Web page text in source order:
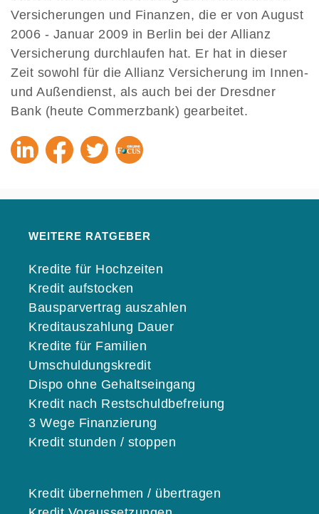
Versicherungen und Finanzen, die er von August
2006 - Januar 2009 in Berlin bei der Allianz
Versicherung durchlaufen hat. Er hat in dieser
Zeit sowohl für die Allianz Versicherung im Innen-
und Außendienst, als auch bei der Dresdner
Bank (heute Commerzbank) gearbeitet.
WEITERE RATGEBER
Kredite für Hochzeiten
Kredit aufstocken
Bausparvertrag auszahlen
Kreditauszahlung Dauer
Kredite für Familien
Umschuldungskredit
Dispo ohne Gehaltseingang
Kredit nach Restschuldbefreiung
3 Wege Finanzierung
Kredit stunden / stoppen
Kredit übernehmen / übertragen